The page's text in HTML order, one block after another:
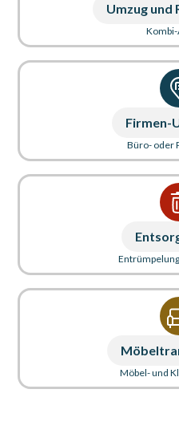
Umzug und
Firmen-
Büro- oder
Möbel- und